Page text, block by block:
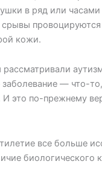
в ряд или часами
кожи.
заболевание — что-
И это по-прежнему
все больше
биологического